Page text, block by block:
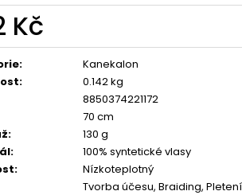
Kč
:
Kanekalon
:
0.142 kg
8850374221172
70 cm
:
130 g
:
100% syntetické vlasy
:
Nízkoteplotný
Tvorba účesu, Braiding,